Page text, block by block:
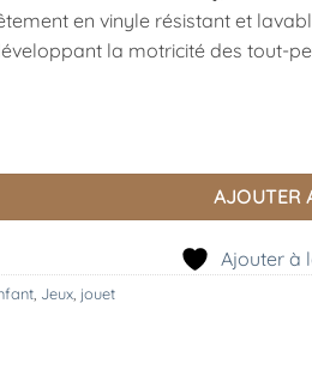
en vinyle résistant et
la motricité des tout-
“La Petite École de Danse”,
AJOUTER
Ajouter à
, Jeux, jouet